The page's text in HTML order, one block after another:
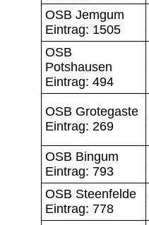
OSB Jemgum
Eintrag: 1505
OSB
Potshausen
Eintrag: 494
OSB Grotegaste
Eintrag: 269
OSB Bingum
Eintrag: 793
OSB Steenfelde
Eintrag: 778